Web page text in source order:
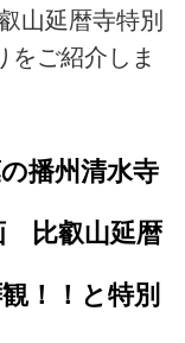
山延暦寺特別
をご紹介しま
播州清水寺
比叡山延暦
！！と特別